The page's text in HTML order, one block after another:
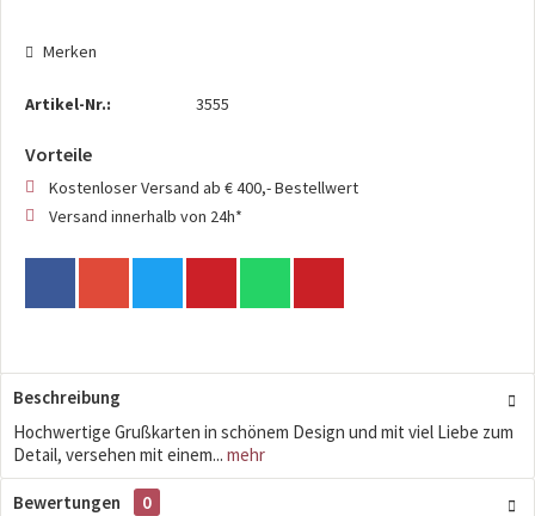
Merken
Artikel-Nr.: 3555
Vorteile
Kostenloser Versand ab € 400,- Bestellwert
Versand innerhalb von 24h*
Beschreibung
Hochwertige Grußkarten in schönem Design und mit viel Liebe zum
Detail, versehen mit einem... mehr
Bewertungen
0